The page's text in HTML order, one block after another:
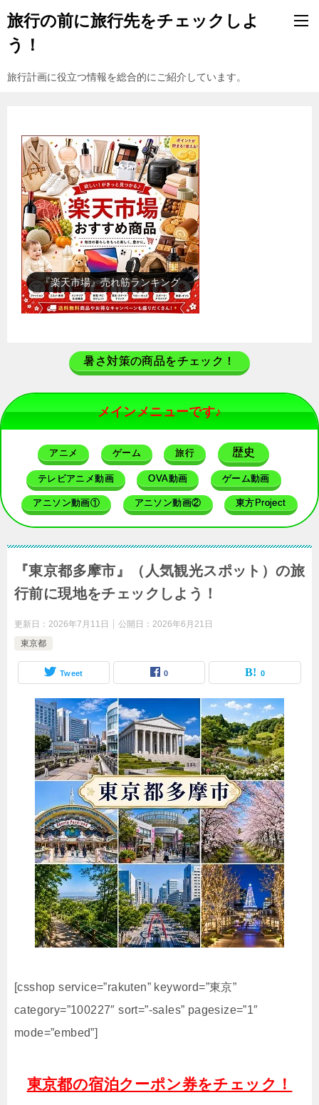
旅行の前に旅行先をチェックしよ
う！
旅行計画に役立つ情報を総合的にご紹介しています。
『楽天市場』売れ筋ランキング
暑さ対策の商品をチェック！
メインメニューです♪
アニメ ゲーム 旅行 歴史
テレビアニメ動画 OVA動画 ゲーム動画
アニソン動画① アニソン動画② 東方Project
『東京都多摩市』（人気観光スポット）の旅
行前に現地をチェックしよう！
更新日： 2026年7月11日 公開日： 2026年6月21日
東京都
Tweet 0 0
[csshop service=”rakuten” keyword=”東京”
category=”100227″ sort=”-sales” pagesize=”1″
mode=”embed”]
東京都の宿泊クーポン券をチェック！